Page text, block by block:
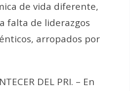
de vida diferente,
falta de liderazgos
arropados por
DEL PRI. – En